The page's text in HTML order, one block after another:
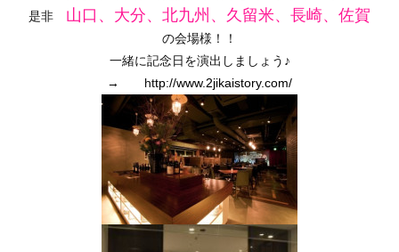
是非
山口、大分、北九州、久留米、長崎、佐賀
の会場様！！
一緒に記念日を演出しましょう♪
→
http://www.2jikaistory.com/